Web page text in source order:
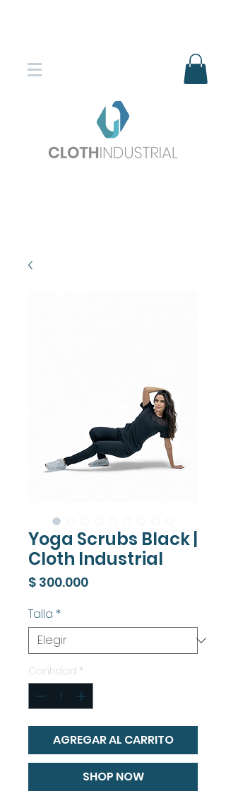
Yoga Scrubs Black |
Cloth Industrial
$ 300.000Precio
Talla *
Cantidad *
AGREGAR AL CARRITO
SHOP NOW